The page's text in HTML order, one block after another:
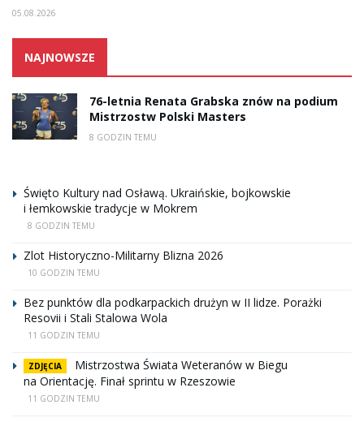
05.08.2026
NAJNOWSZE
76-letnia Renata Grabska znów na podium
Mistrzostw Polski Masters
8 GODZIN TEMU
Święto Kultury nad Osławą. Ukraińskie, bojkowskie
i łemkowskie tradycje w Mokrem
8 GODZIN TEMU
Zlot Historyczno-Militarny Blizna 2026
10 GODZIN TEMU
Bez punktów dla podkarpackich drużyn w II lidze. Porażki
Resovii i Stali Stalowa Wola
11 GODZIN TEMU
ZDJĘCIA
Mistrzostwa Świata Weteranów w Biegu
na Orientację. Finał sprintu w Rzeszowie
11 GODZIN TEMU